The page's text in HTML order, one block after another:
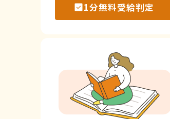
Q&A・相談事例
1分無料受給判定